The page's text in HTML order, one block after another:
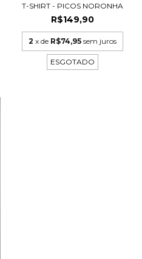
T-SHIRT - PICOS NORONHA
R$149,90
2 x de R$74,95 sem juros
ESGOTADO